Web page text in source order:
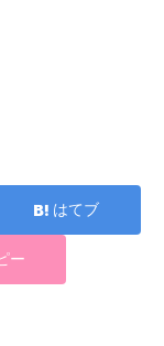
はてブ
ー